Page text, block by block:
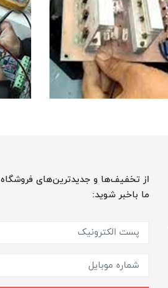
از تخفیف‌ها و جدیدترین‌های فروشگاه
ما باخبر شوید: